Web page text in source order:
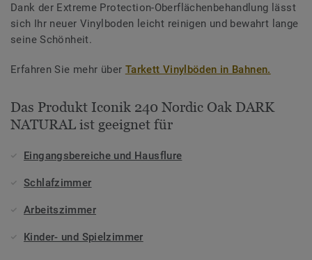
Dank der Extreme Protection-Oberflächenbehandlung lässt
sich Ihr neuer Vinylboden leicht reinigen und bewahrt lange
seine Schönheit.
Erfahren Sie mehr über Tarkett Vinylböden in Bahnen.
Das Produkt Iconik 240 Nordic Oak DARK
NATURAL ist geeignet für
Eingangsbereiche und Hausflure
Schlafzimmer
Arbeitszimmer
Kinder- und Spielzimmer